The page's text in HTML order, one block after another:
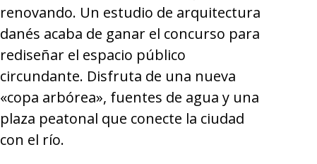
renovando. Un estudio de arquitectura
danés acaba de ganar el concurso para
rediseñar el espacio público
circundante. Disfruta de una nueva
«copa arbórea», fuentes de agua y una
plaza peatonal que conecte la ciudad
con el río.